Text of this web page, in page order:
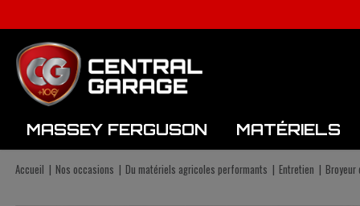
MASSEY FERGUSON MATÉRIELS
Accueil Nos occasions Du matériels agricoles performants Entretien